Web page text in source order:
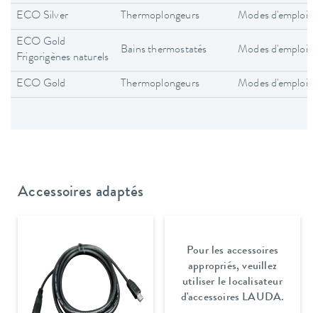
ECO Silver Thermoplongeurs Modes d'emploi
ECO Gold
Frigorigènes naturels
Bains thermostatés Modes d'emploi
ECO Gold Thermoplongeurs Modes d'emploi
Accessoires adaptés
Pour les accessoires
appropriés, veuillez
utiliser le localisateur
d'accessoires LAUDA.